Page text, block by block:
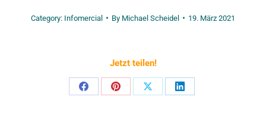
Category: Infomercial By Michael Scheidel 19. März 2021
Jetzt teilen!
Share
Share
Share
Share